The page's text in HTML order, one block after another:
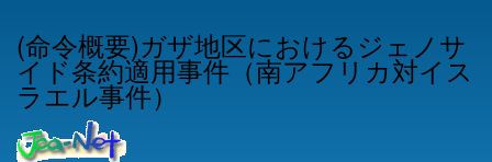
to
main
content
(命令概要)ガザ地区におけるジェノサ
イド条約適用事件（南アフリカ対イス
ラエル事件）